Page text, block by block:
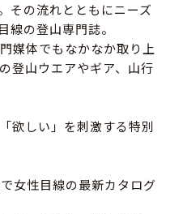
その流れとともにニーズ
線の登山専門誌。
媒体でもなかなか取り上
登山ウエアやギア、山行
欲しい」を刺激する特別
女性目線の最新カタログ